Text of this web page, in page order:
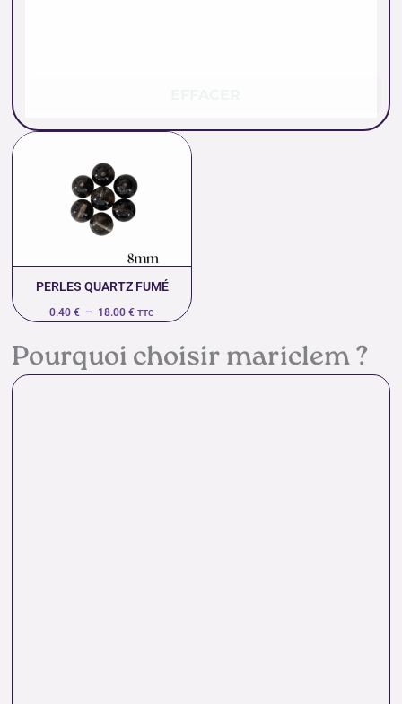
PERLES QUARTZ FUMÉ
0.40€ – 18.00€
0.40 €
à
18.00 €
TTC
Pourquoi choisir mariclem ?